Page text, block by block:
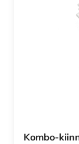
Kombo-